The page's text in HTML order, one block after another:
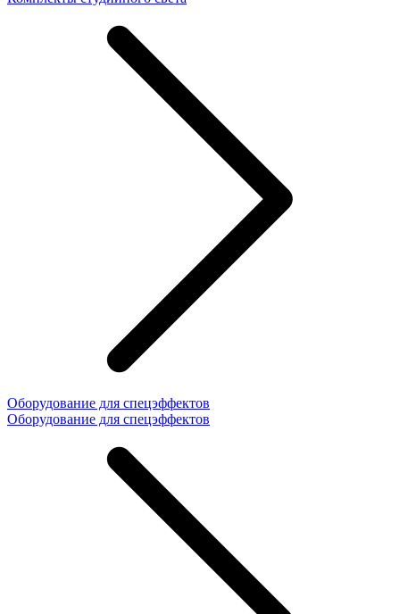
Оборудование для спецэффектов
Оборудование для спецэффектов